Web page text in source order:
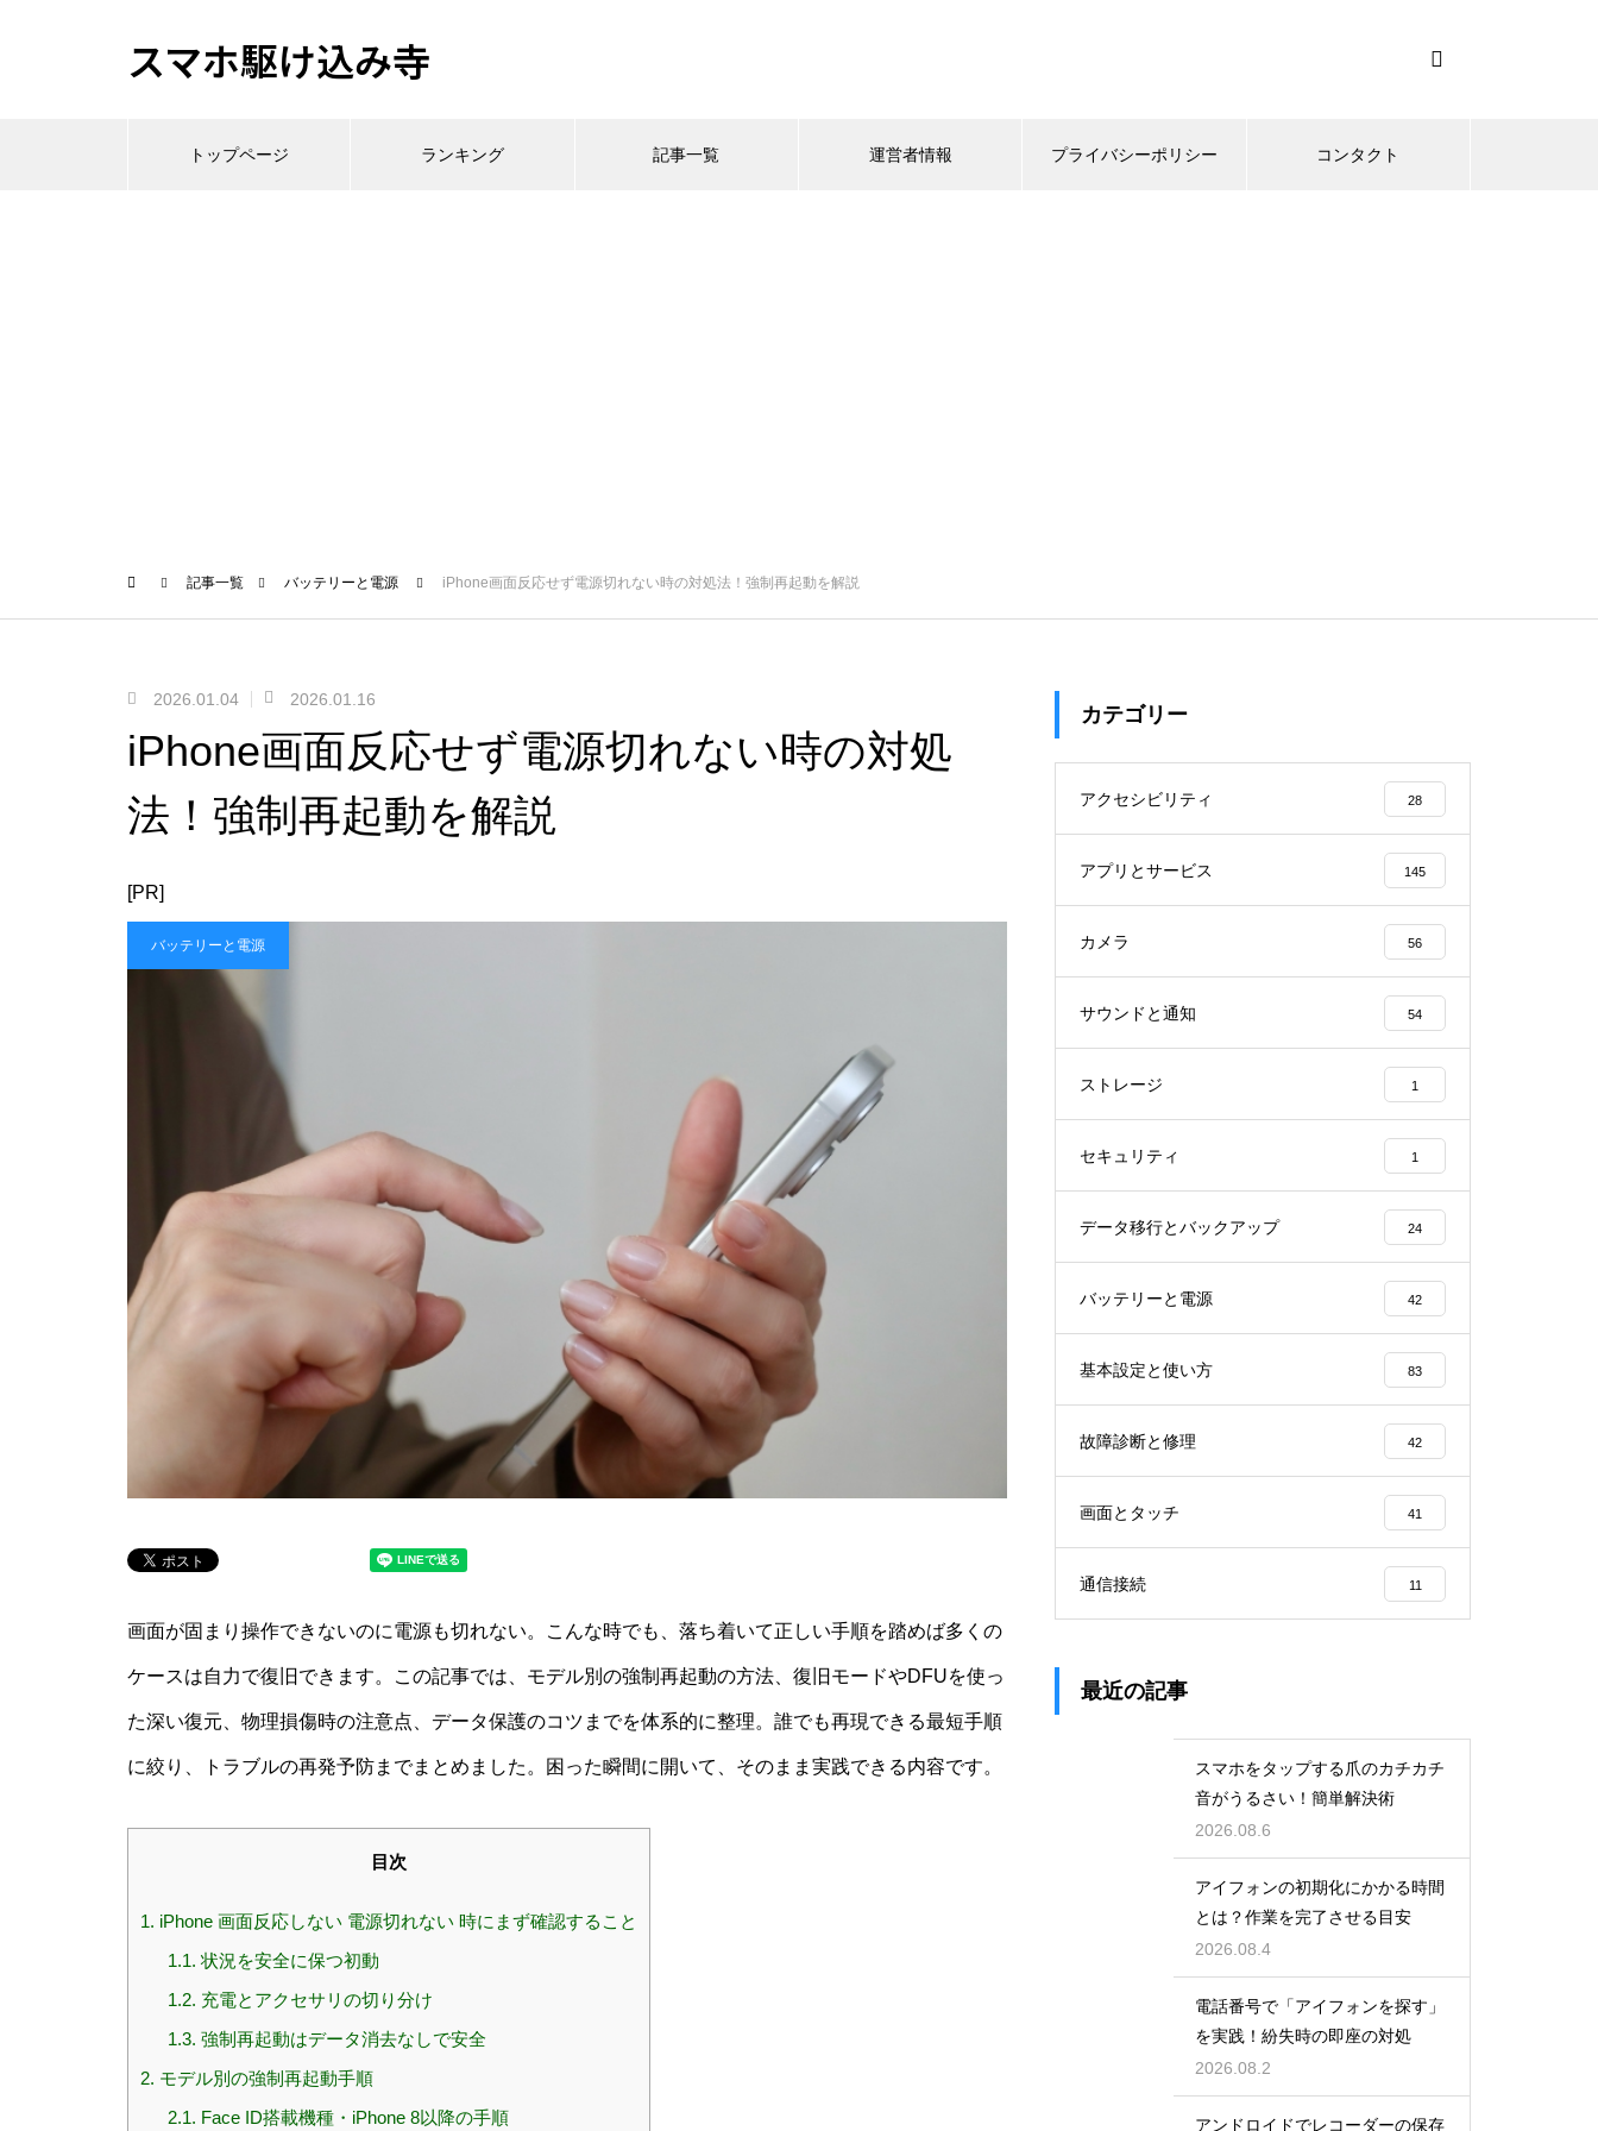
スマホ駆け込み寺
トップページ ランキング 記事一覧 運営者情報 プライバシーポリシー コンタクト
記事一覧 バッテリーと電源 iPhone画面反応せず電源切れない時の対処法！強制再起動を解説
2026.01.04 2026.01.16
iPhone画面反応せず電源切れない時の対処
法！強制再起動を解説
[PR]
バッテリーと電源
画面が固まり操作できないのに電源も切れない。こんな時でも、落ち着いて正しい手順を踏めば多くの
ケースは自力で復旧できます。この記事では、モデル別の強制再起動の方法、復旧モードやDFUを使っ
た深い復元、物理損傷時の注意点、データ保護のコツまでを体系的に整理。誰でも再現できる最短手順
に絞り、トラブルの再発予防までまとめました。困った瞬間に開いて、そのまま実践できる内容です。
目次
1. iPhone 画面反応しない 電源切れない 時にまず確認すること
1.1. 状況を安全に保つ初動
1.2. 充電とアクセサリの切り分け
1.3. 強制再起動はデータ消去なしで安全
2. モデル別の強制再起動手順
2.1. Face ID搭載機種・iPhone 8以降の手順
カテゴリー
アクセシビリティ 28
アプリとサービス 145
カメラ 56
サウンドと通知 54
ストレージ 1
セキュリティ 1
データ移行とバックアップ 24
バッテリーと電源 42
基本設定と使い方 83
故障診断と修理 42
画面とタッチ 41
通信接続 11
最近の記事
スマホをタップする爪のカチカチ
音がうるさい！簡単解決術
2026.08.6
アイフォンの初期化にかかる時間
とは？作業を完了させる目安
2026.08.4
電話番号で「アイフォンを探す」
を実践！紛失時の即座の対処
2026.08.2
アンドロイドでレコーダーの保存